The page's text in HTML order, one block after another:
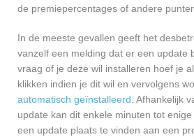
de premiepercentages of andere
In de meeste gevallen geeft het
vanzelf een melding dat er een update
vraag of je deze wil installeren hoef je
klikken indien je dit wil en vervolgens
automatisch geïnstalleerd. Afhankelijk
update kan dit enkele minuten tot
een update plaats te vinden aan een